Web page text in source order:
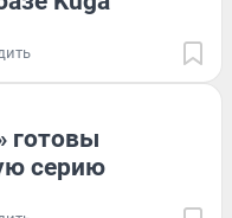
готовы
серию